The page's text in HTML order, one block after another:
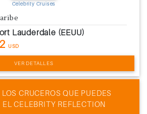
Celebrity Cruises
Lauderdale (EEUU)
USD
VER DETALLES
CRUCEROS QUE PUEDES
EL CELEBRITY REFLECTION